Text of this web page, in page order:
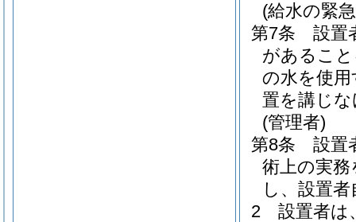
(給水の緊
第7条
設置
があるこ
の水を使
置を講じ
(管理者)
第8条
設置
術上の実
し、設置
2
設置者は